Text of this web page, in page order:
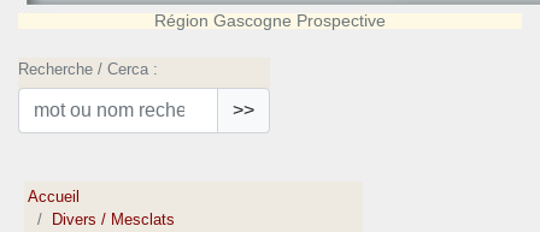
Région Gascogne Prospective
Recherche / Cerca :
>>
Accueil
Divers / Mesclats